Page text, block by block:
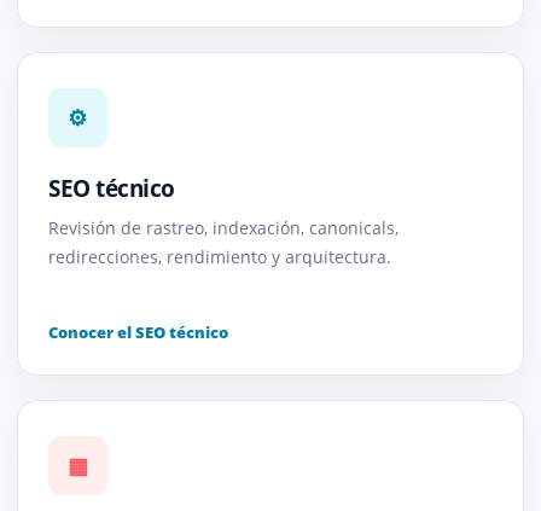
⚙
SEO técnico
Revisión de rastreo, indexación, canonicals,
redirecciones, rendimiento y arquitectura.
Conocer el SEO técnico
▦